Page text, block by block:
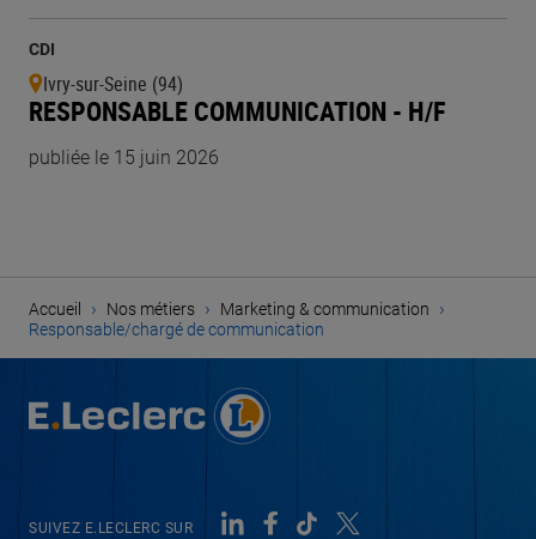
CDI
Ivry-sur-Seine (94)
RESPONSABLE COMMUNICATION - H/F
publiée le 15 juin 2026
Accueil › Nos métiers › Marketing & communication ›
Responsable/chargé de communication
SUIVEZ E.LECLERC SUR